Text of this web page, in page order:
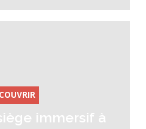
immersif à